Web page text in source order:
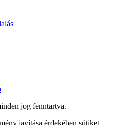
jog fenntartva.
javítása érdekében sütiket